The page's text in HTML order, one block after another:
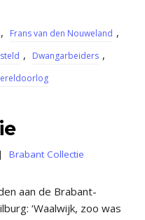
, Frans van den Nouweland ,
, Dwangarbeiders ,
| Brabant Collectie
aan de Brabant-
‘Waalwijk, zoo was